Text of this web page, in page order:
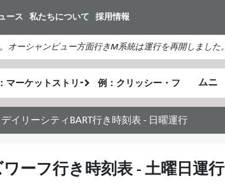
イ
ン
コ
ン
テ
ン
ツ
に
ース 私たちについて 採用情報
ーシャンビュー方面行きM系統は運行を再開しました。
終
了
地
点
が
ど
の
う
に
イリーシティBART行き時刻表 - 日曜運行
ーフ行き時刻表 - 土曜日運行